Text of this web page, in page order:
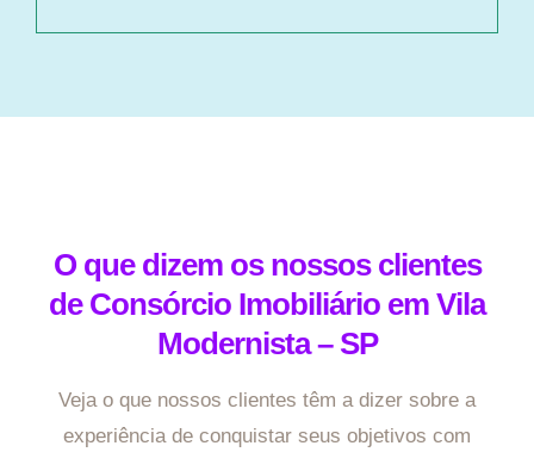
O que dizem os nossos clientes
de Consórcio Imobiliário em Vila
Modernista – SP
Veja o que nossos clientes têm a dizer sobre a
experiência de conquistar seus objetivos com